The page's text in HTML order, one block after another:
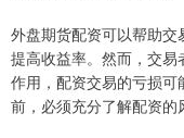
外盘期货配资可以帮助交
提高收益率。然而，交
作用，配资交易的亏损
前，必须充分了解配资的